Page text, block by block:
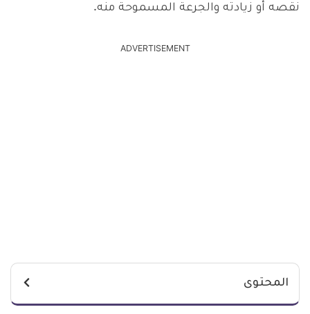
نقصه أو زيادته والجرعة المسموحة منه.
ADVERTISEMENT
المحتوى